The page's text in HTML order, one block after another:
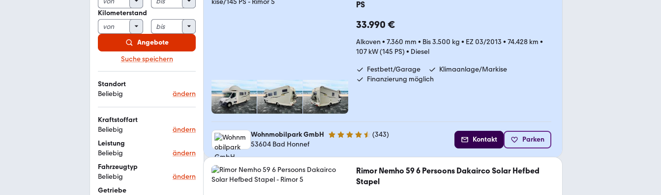
Kilometerstand
Angebote
Suche speichern
Standort
Beliebig
ändern
Kraftstoffart
Beliebig
ändern
Leistung
Beliebig
ändern
Fahrzeugtyp
Beliebig
ändern
Getriebe
PS
33.990 €
Alkoven • 7.360 mm • Bis 3.500 kg • EZ 03/2013 • 74.428 km •
107 kW (145 PS) • Diesel
Festbett/Garage
Klimaanlage/Markise
Finanzierung möglich
Wohnmobilpark GmbH 4.3 Sterne (343)
53604 Bad Honnef
Kontakt Parken
Rimor Nemho 59 6 Persoons Dakairco Solar Hefbed
Stapel